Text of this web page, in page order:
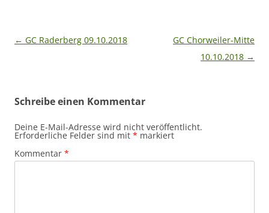
Beitragsnavigation
← GC Raderberg 09.10.2018
GC Chorweiler-Mitte
10.10.2018 →
Schreibe einen Kommentar
Deine E-Mail-Adresse wird nicht veröffentlicht.
Erforderliche Felder sind mit * markiert
Kommentar *